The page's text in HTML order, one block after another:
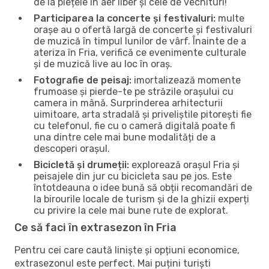
Participarea la concerte și festivaluri: multe
orașe au o ofertă largă de concerte și festivaluri
de muzică în timpul lunilor de vârf. Înainte de a
ateriza în Fria, verifică ce evenimente culturale
și de muzică live au loc în oraș.
Fotografie de peisaj: imortalizează momente
frumoase și pierde-te pe străzile orașului cu
camera in mână. Surprinderea arhitecturii
uimitoare, arta stradală și priveliștile pitorești fie
cu telefonul, fie cu o cameră digitală poate fi
una dintre cele mai bune modalități de a
descoperi orașul.
Bicicletă și drumeții: explorează orașul Fria și
peisajele din jur cu bicicleta sau pe jos. Este
întotdeauna o idee bună să obții recomandări de
la birourile locale de turism și de la ghizii experți
cu privire la cele mai bune rute de explorat.
Ce să faci în extrasezon în Fria
Pentru cei care caută liniște și opțiuni economice,
extrasezonul este perfect. Mai puțini turiști